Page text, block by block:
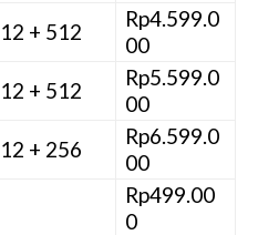
12 + 512
Rp4.599.0
00
12 + 512
Rp5.599.0
00
12 + 256
Rp6.599.0
00
Rp499.00
0